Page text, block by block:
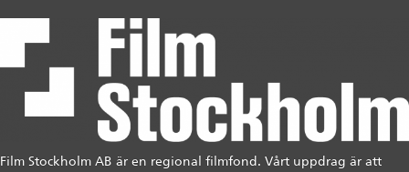
Film Stockholm AB är en regional filmfond. Vårt uppdrag är att